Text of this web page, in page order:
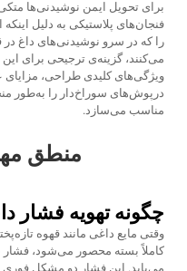
برای تحویل ایمن نوشیدنی‌ها
فنجان‌های پلاستیکی به دلیل
را که در سرو نوشیدنی‌های داغ
می‌کنند، گزینه‌ی ترجیحی برای
ویژگی‌های کلیدی طراحی،
درپوش‌های سوراخ‌دار را به‌طور
مناسب می‌سازد.
منطق
چگونه تهویه فشار
وقتی مایع داغی مانند قهوه
کاملاً بسته محصور می‌شود،
می‌یابد. این فشار دو مشکل فوری